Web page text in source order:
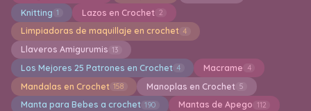
Knitting 1 Lazos en Crochet 2
Limpiadoras de maquillaje en crochet 4
Llaveros Amigurumis 13
Los Mejores 25 Patrones en Crochet 4 Macrame 4
Mandalas en Crochet 158 Manoplas en Crochet 5
Manta para Bebes a crochet 190 Mantas de Apego 112